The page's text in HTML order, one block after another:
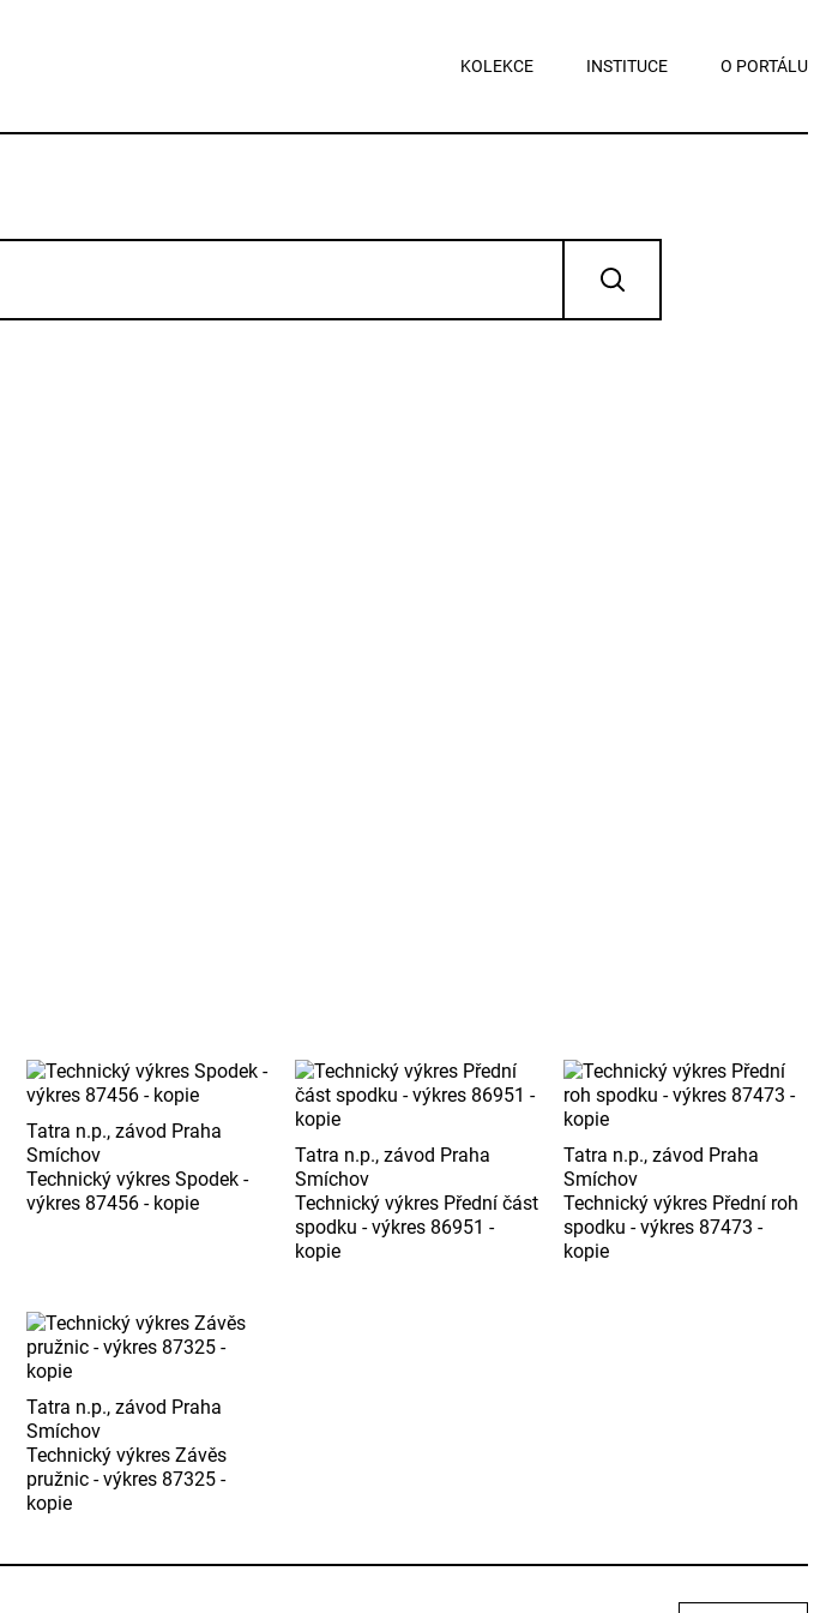
KOLEKCE INSTITUCE O PORTÁLU
Tatra n.p., závod Praha
Smíchov
Technický výkres Spodek -
výkres 87456 - kopie
Tatra n.p., závod Praha
Smíchov
Technický výkres Přední část
spodku - výkres 86951 -
kopie
Tatra n.p., závod Praha
Smíchov
Technický výkres Přední roh
spodku - výkres 87473 -
kopie
Tatra n.p., závod Praha
Smíchov
Technický výkres Závěs
pružnic - výkres 87325 -
kopie